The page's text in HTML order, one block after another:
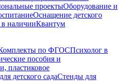
проектыОборудование и
Оснащение детского
наличииКвантум
по ФГОСПсихолог в
пособия и
пластиковое
детского садаСтенды для